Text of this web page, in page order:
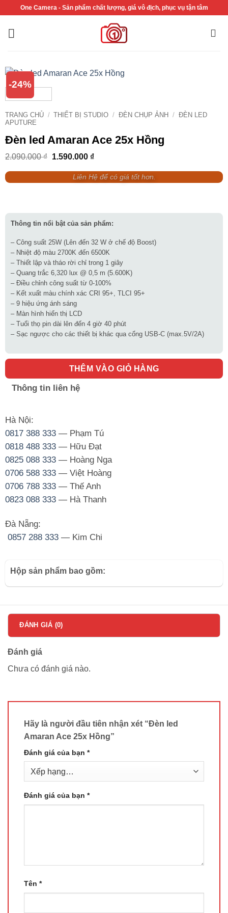
nội
One Camera - Sản phẩm chất lượng, giá vô địch, phục vụ tận tâm
-24%
TRANG CHỦ / THIẾT BỊ STUDIO / ĐÈN CHỤP ẢNH / ĐÈN LED
APUTURE
Đèn led Amaran Ace 25x Hồng
2.090.000₫
Giá
là:
2.090.000 ₫.
1.590.000 ₫Giá
tại
là:
Liên Hệ để có giá tốt hơn.
Thông tin nổi bật của sản phẩm:
– Công suất 25W (Lên đến 32 W ở chế độ Boost)
– Nhiệt độ màu 2700K đến 6500K
– Thiết lập và tháo rời chỉ trong 1 giây
– Quang trắc 6,320 lux @ 0,5 m (5.600K)
– Điều chỉnh công suất từ 0-100%
– Kết xuất màu chính xác CRI 95+, TLCI 95+
– 9 hiệu ứng ánh sáng
– Màn hình hiển thị LCD
– Tuổi thọ pin dài lên đến 4 giờ 40 phút
– Sạc ngược cho các thiết bị khác qua cổng USB-C (max.5V/2A)
THÊM VÀO GIỎ HÀNG
Thông tin liên hệ
Hà Nội:
0817 388 333— Phạm Tú
0818 488 333— Hữu Đạt
0825 088 333— Hoàng Nga
0706 588 333— Việt Hoàng
0706 788 333— Thế Anh
0823 088 333— Hà Thanh
Đà Nẵng:
0857 288 333— Kim Chi
Hộp sản phẩm bao gồm:
ĐÁNH GIÁ (0)
Đánh giá
Chưa có đánh giá nào.
Hãy là người đầu tiên nhận xét “Đèn led
Amaran Ace 25x Hồng”
Đánh giá của bạn *
Đánh giá của bạn *
Tên *